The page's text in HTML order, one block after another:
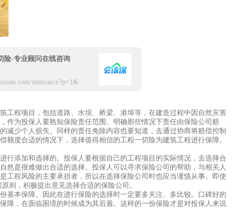
险-专业顾问在线咨询
https://app.hxbaoxian.com/insurance?p=1&l=20&t=5&c=0&sourceType=web
工程项目，包括道路、水坝、桥梁、港埠等，在建造过程中因自然灾害
作为投保人要熟知保险责任范围。明确那些情况下责任由保险公司赔
减少个人损失。同样的责任免除内容也要知道，去通过协商将赔偿控制
额度合适的情况下，选择值得相信的工程一切险为建筑工程进行保障。
行添加和选择的。投保人要根据自己的工程项目的实际情况，去选择合
然是很难做出合适的选择。投保人可以寻求保险公司的帮助，与相关人
工程风险的主要承担者，所以在选择保险公司时也应当谨慎从事。即使
则，积极提出意见选择合适的保险公司。
基本保障。因此在进行保险的选择时一定要多关注、多比较。口碑好的
障，在面临困境的时候成为其后盾。这样的一份保险才是对投保人来说